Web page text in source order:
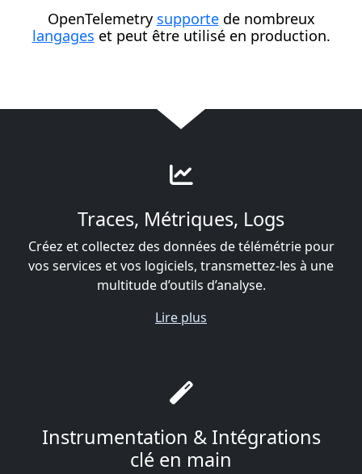
OpenTelemetry supportede nombreux
langages et peut être utilisé en production.
Traces, Métriques, Logs
Créez et collectez des données de télémétrie pour
vos services et vos logiciels, transmettez-les à une
multitude d’outils d’analyse.
Lire plus
Instrumentation & Intégrations
clé en main